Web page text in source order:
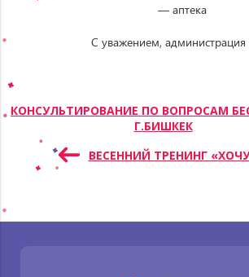
— аптека
С уважением,
Навигация
записям
КОНСУЛЬТИРОВАНИЕ ПО ВОПРОСАМ
Г.БИШКЕК
ВЕСЕННИЙ ТРЕНИНГ